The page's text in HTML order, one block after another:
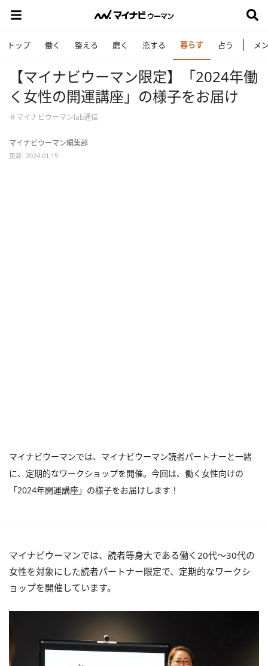
トップ 働く 整える 磨く 恋する 暮らす 占う メ
【マイナビウーマン限定】「2024年働
く女性の開運講座」の様子をお届け
＃マイナビウーマンlab通信
マイナビウーマン編集部
更新: 2024.01.15
マイナビウーマンでは、マイナビウーマン読者パートナーと一緒
に、定期的なワークショップを開催。今回は、働く女性向けの
「2024年開運講座」の様子をお届けします！
マイナビウーマンでは、読者等身大である働く 20代～30代の
女性を対象にした読者パートナー限定で、定期的なワークシ
ョップを開催しています。